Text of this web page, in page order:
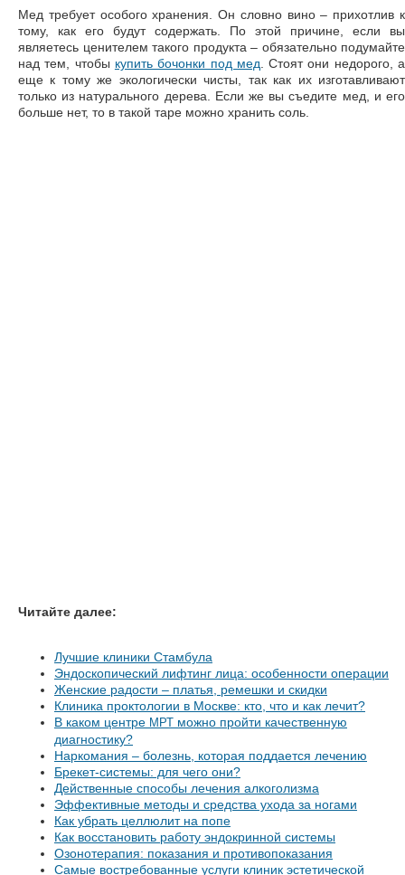
Мед требует особого хранения. Он словно вино – прихотлив к
тому, как его будут содержать. По этой причине, если вы
являетесь ценителем такого продукта – обязательно подумайте
над тем, чтобы купить бочонки под мед . Стоят они недорого, а
еще к тому же экологически чисты, так как их изготавливают
только из натурального дерева. Если же вы съедите мед, и его
больше нет, то в такой таре можно хранить соль.
Читайте далее:
Лучшие клиники Стамбула
Эндоскопический лифтинг лица: особенности операции
Женские радости – платья, ремешки и скидки
Клиника проктологии в Москве: кто, что и как лечит?
В каком центре МРТ
можно пройти качественную
диагностику?
Наркомания – болезнь, которая поддается лечению
Брекет-системы: для чего они?
Действенные способы лечения алкоголизма
Эффективные методы и средства ухода за ногами
Как убрать целлюлит на попе
Как восстановить работу эндокринной системы
Озонотерапия: показания и противопоказания
Самые востребованные услуги клиник эстетической